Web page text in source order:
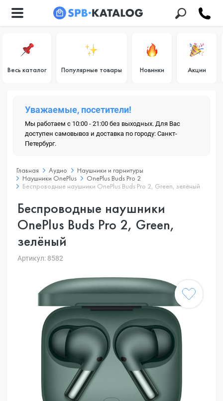
Весь каталог Популярные товары Новинки Акции
Уважаемые, посетители!
Мы работаем с 10:00 - 21:00 без выходных. Для Вас
доступен самовывоз и доставка по городу: Санкт-
Петербург.
Главная Аудио
Наушники и гарнитуры
Наушники OnePlus
OnePlus Buds Pro 2
Беспроводные наушники OnePlus Buds Pro 2, Green, зелёный
Беспроводные наушники
OnePlus Buds Pro 2, Green,
зелёный
Артикул: 8582